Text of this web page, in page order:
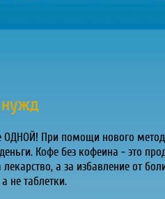
нужд
При помощи нового
Кофе без кофеина - это
а за избавление от
не таблетки.